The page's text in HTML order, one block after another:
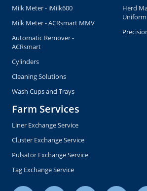
Milk Meter - iMilk600
Milk Meter - ACRsmart MMV
Automatic Remover -
ACRsmart
Cylinders
Cleaning Solutions
Wash Cups and Trays
Herd
Farm Services
Liner Exchange Service
Cluster Exchange Service
Pulsator Exchange Service
Tag Exchange Service